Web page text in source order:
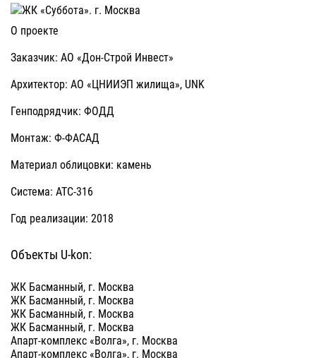
О проекте
Заказчик: АО «Дон-Строй Инвест»
Архитектор: АО «ЦНИИЭП жилища», UNK
Генподрядчик: ФОДД
Монтаж: Ф-ФАСАД
Материал облицовки: камень
Система: АТС-316
Год реализации: 2018
Объекты U-kon:
ЖК Басманный, г. Москва
ЖК Басманный, г. Москва
ЖК Басманный, г. Москва
ЖК Басманный, г. Москва
Апарт-комплекс «Волга», г. Москва
Апарт-комплекс «Волга», г. Москва